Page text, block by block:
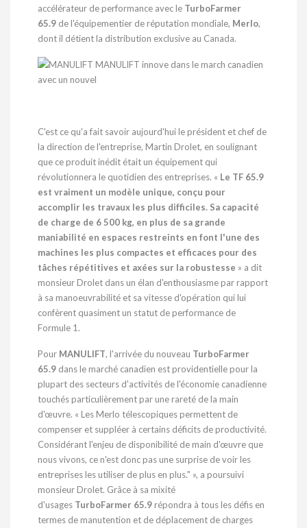
accélérateur de performance avec le TurboFarmer
65.9 de l'équipementier de réputation mondiale, Merlo,
dont il détient la distribution exclusive au Canada.
C'est ce qu'a fait savoir aujourd'hui le président et chef de
la direction de l'entreprise, Martin Drolet, en soulignant
que ce produit inédit était un équipement qui
révolutionnera le quotidien des entreprises. « Le TF 65.9
est vraiment un modèle unique, conçu pour
accomplir les travaux les plus difficiles. Sa capacité
de charge de 6 500 kg, en plus de sa grande
maniabilité en espaces restreints en font l'une des
machines les plus compactes et efficaces pour des
tâches répétitives et axées sur la robustesse » a dit
monsieur Drolet dans un élan d'enthousiasme par rapport
à sa manoeuvrabilité et sa vitesse d'opération qui lui
confèrent quasiment un statut de performance de
Formule 1.
Pour MANULIFT, l'arrivée du nouveau TurboFarmer
65.9 dans le marché canadien est providentielle pour la
plupart des secteurs d'activités de l'économie canadienne
touchés particulièrement par une rareté de la main
d'œuvre. « Les Merlo télescopiques permettent de
compenser et suppléer à certains déficits de productivité.
Considérant l'enjeu de disponibilité de main d'œuvre que
nous vivons, ce n'est donc pas une surprise de voir les
entreprises les utiliser de plus en plus." », a poursuivi
monsieur Drolet. Grâce à sa mixité
d'usages TurboFarmer 65.9répondra à tous les défis en
termes de manutention et de déplacement de charges